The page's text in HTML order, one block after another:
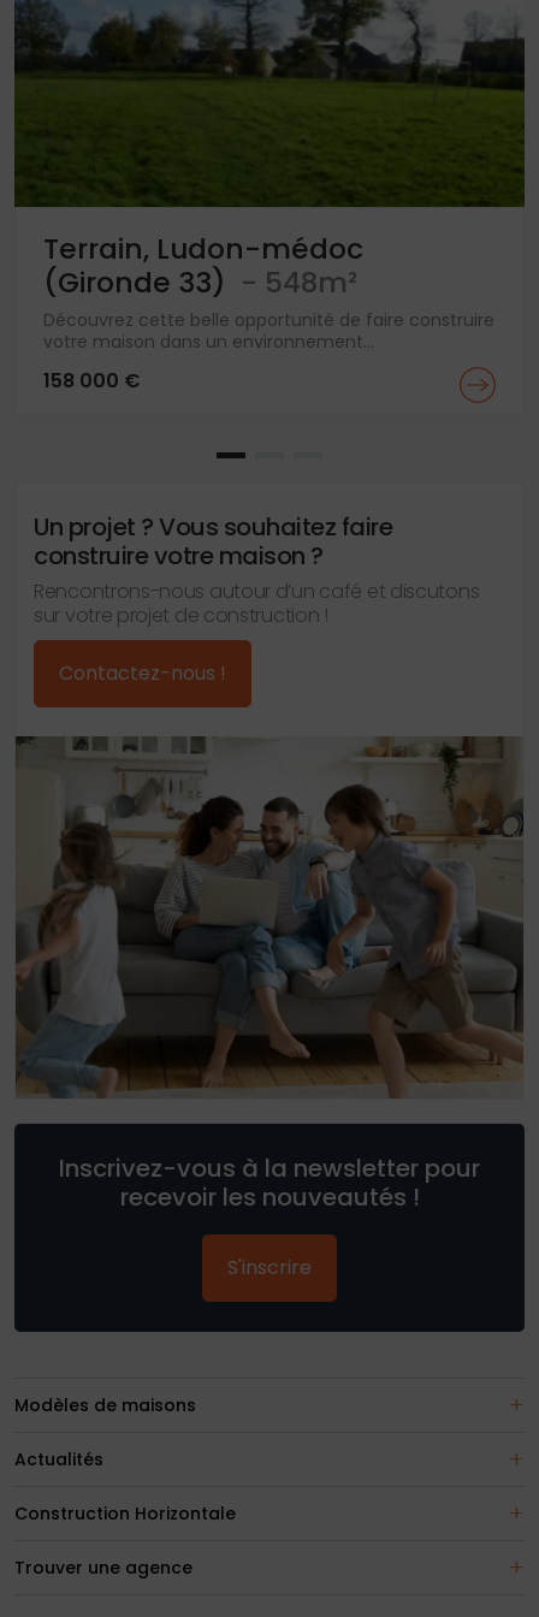
Terrain, Ludon-médoc
(Gironde 33) - 548m²
Découvrez cette belle opportunité de faire construire
votre maison dans un environnement...
158 000 €
Un projet ? Vous souhaitez faire
construire votre maison ?
Rencontrons-nous autour d’un café et discutons
sur votre projet de construction !
Contactez-nous !
Inscrivez-vous à la newsletter pour
recevoir les nouveautés !
S'inscrire
Modèles de maisons
Actualités
Construction Horizontale
Trouver une agence